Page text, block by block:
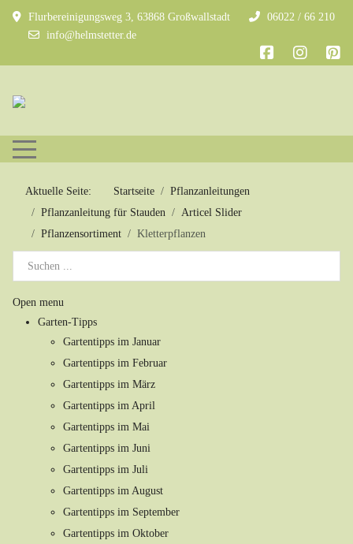
Flurbereinigungsweg 3, 63868 Großwallstadt
06022 / 66 210
info@helmstetter.de
Mobile Menu Toggle
Aktuelle Seite: Startseite
Pflanzanleitungen
Pflanzanleitung für Stauden
Articel Slider
Pflanzensortiment
Kletterpflanzen
Open menu
Garten-Tipps
Gartentipps im Januar
Gartentipps im Februar
Gartentipps im März
Gartentipps im April
Gartentipps im Mai
Gartentipps im Juni
Gartentipps im Juli
Gartentipps im August
Gartentipps im September
Gartentipps im Oktober